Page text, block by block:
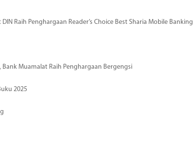
Raih Penghargaan Reader’s Choice Best Sharia Mobile Banking
Bank Muamalat Raih Penghargaan Bergengsi
2025